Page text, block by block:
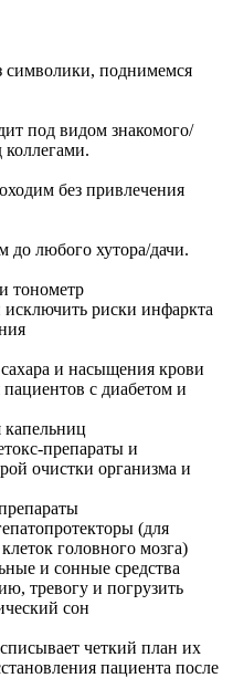
символики, поднимемся
под видом знакомого/
коллегами.
без привлечения
до любого хутора/дачи.
тонометр
исключить риски инфаркта
и насыщения крови
с диабетом и
препараты и
очистки организма и
(для
головного мозга)
и сонные средства
тревогу и погрузить
сон
четкий план их
пациента после